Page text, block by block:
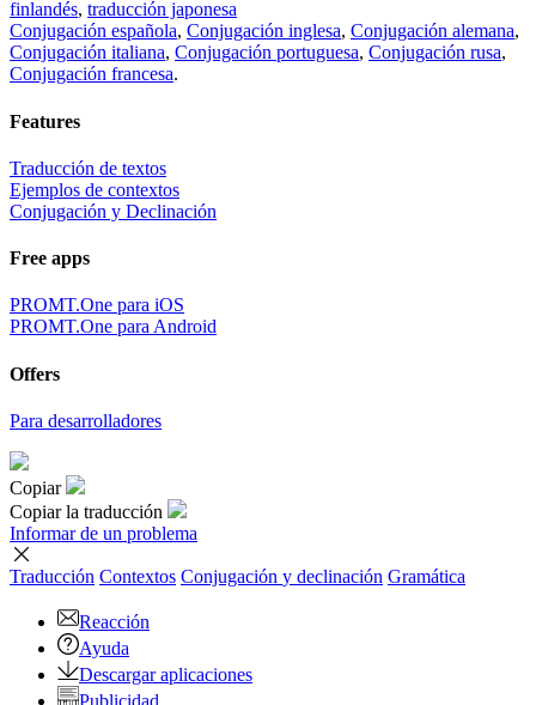
finlandés, traducción japonesa
Conjugación española, Conjugación inglesa, Conjugación alemana,
Conjugación italiana, Conjugación portuguesa, Conjugación rusa,
Conjugación francesa.
Features
Traducción de textos
Ejemplos de contextos
Conjugación y Declinación
Free apps
PROMT.One para iOS
PROMT.One para Android
Offers
Para desarrolladores
Copiar
Copiar la traducción
Informar de un problema
Traducción Contextos Conjugación y declinación Gramática
Reacción
Ayuda
Descargar aplicaciones
Publicidad